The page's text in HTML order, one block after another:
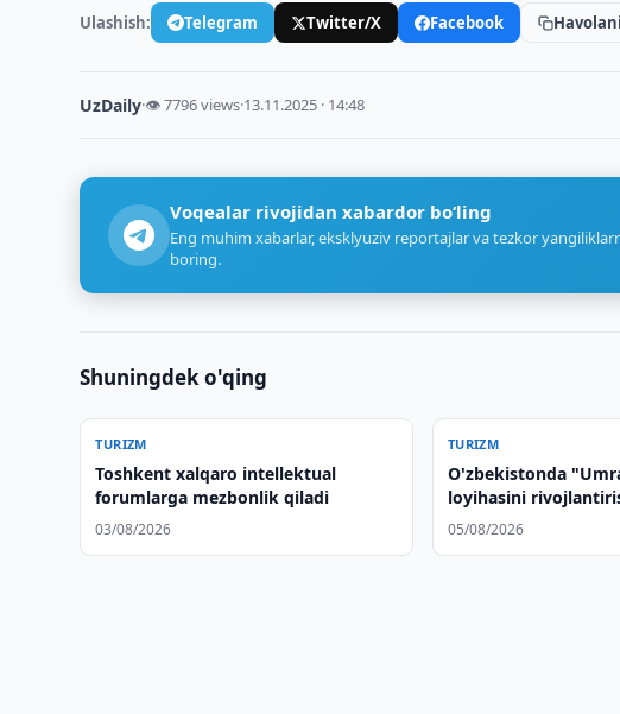
Ulashish: Telegram Twitter/X Facebook
UzDaily·👁 7796 views·13.11.2025 · 14:48
Voqealar rivojidan xabardor bo‘ling
Eng muhim xabarlar, eksklyuziv reportajlar va tezkor
boring.
Shuningdek o'qing
TURIZM
Toshkent xalqaro intellektual
forumlarga mezbonlik qiladi
03/08/2026
TURIZM
O'zbekistonda
loyihasini
qilindi
05/08/2026